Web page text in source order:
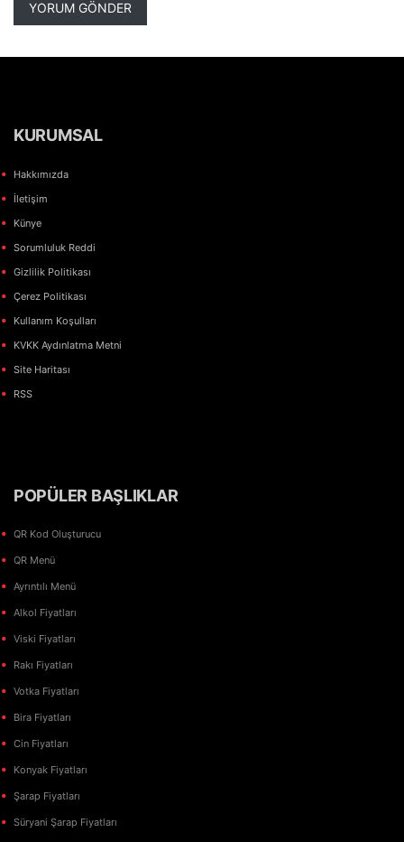
KURUMSAL
Hakkımızda
İletişim
Künye
Sorumluluk Reddi
Gizlilik Politikası
Çerez Politikası
Kullanım Koşulları
KVKK Aydınlatma Metni
Site Haritası
RSS
POPÜLER BAŞLIKLAR
QR Kod Oluşturucu
QR Menü
Ayrıntılı Menü
Alkol Fiyatları
Viski Fiyatları
Rakı Fiyatları
Votka Fiyatları
Bira Fiyatları
Cin Fiyatları
Konyak Fiyatları
Şarap Fiyatları
Süryani Şarap Fiyatları